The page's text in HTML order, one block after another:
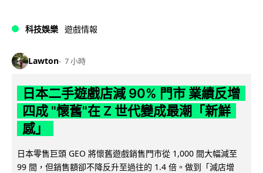
科技娛樂 遊戲情報
Lawton 7 小時
日本二手遊戲店減 90% 門市 業績反增
四成 "懷舊"在 Z 世代變成最潮「新鮮
感」
日本零售巨頭 GEO 將懷舊遊戲銷售門市從 1,000 間大幅減至
99 間，但銷售額卻不降反升至過往的 1.4 倍。做到「減店增